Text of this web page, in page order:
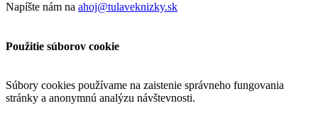
Napíšte nám na ahoj@tulaveknizky.sk
Použitie súborov cookie
Súbory cookies používame na zaistenie správneho fungovania
stránky a anonymnú analýzu návštevnosti.